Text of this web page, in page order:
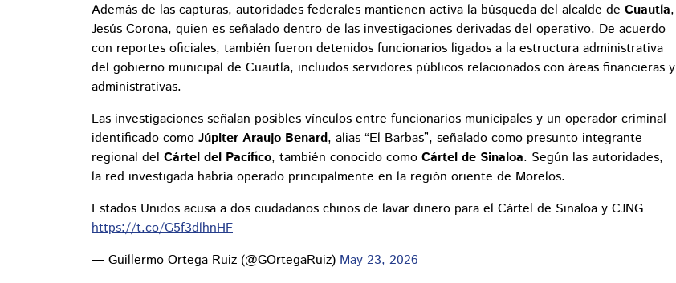
Además de las capturas, autoridades federales mantienen activa la búsqueda del alcalde de Cuautla,
Jesús Corona, quien es señalado dentro de las investigaciones derivadas del operativo. De acuerdo
con reportes oficiales, también fueron detenidos funcionarios ligados a la estructura administrativa
del gobierno municipal de Cuautla, incluidos servidores públicos relacionados con áreas financieras y
administrativas.
Las investigaciones señalan posibles vínculos entre funcionarios municipales y un operador criminal
identificado como Júpiter Araujo Benard, alias “El Barbas”, señalado como presunto integrante
regional del Cártel del Pacífico, también conocido como Cártel de Sinaloa. Según las autoridades,
la red investigada habría operado principalmente en la región oriente de Morelos.
Estados Unidos acusa a dos ciudadanos chinos de lavar dinero para el Cártel de Sinaloa y CJNG
https://t.co/G5f3dlhnHF
— Guillermo Ortega Ruiz (@GOrtegaRuiz) May 23, 2026